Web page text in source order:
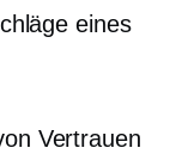
eines
Vertrauen